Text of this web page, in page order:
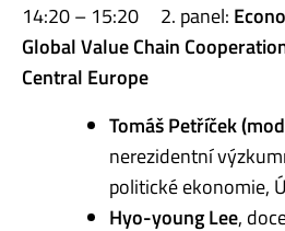
14:20 – 15:20 2. panel:
Global Value Chain
Central Europe
Tomáš Petříček
nerezidentní
politické ekonomie,
Hyo-young Lee,